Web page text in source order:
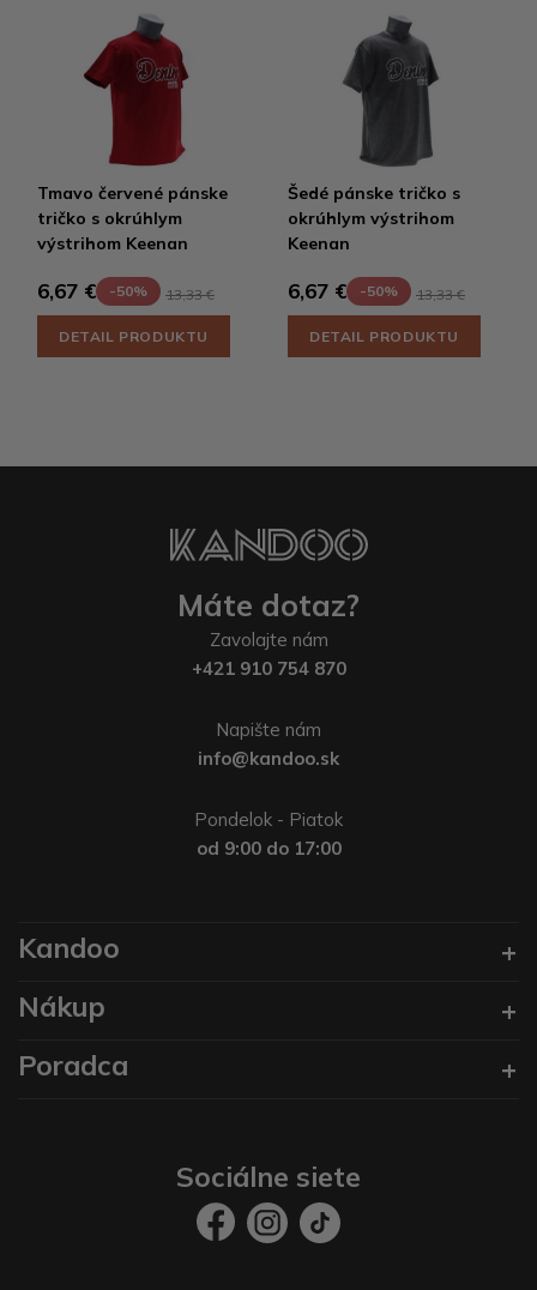
Tmavo červené pánske
tričko s okrúhlym
výstrihom Keenan
6,67 € -50% 13,33 €
DETAIL PRODUKTU
Šedé pánske tričko s
okrúhlym výstrihom
Keenan
6,67 € -50% 13,33 €
DETAIL PRODUKTU
Máte dotaz?
Zavolajte nám
+421 910 754 870
Napište nám
info@kandoo.sk
Pondelok - Piatok
od 9:00 do 17:00
Kandoo
Nákup
Poradca
Sociálne siete